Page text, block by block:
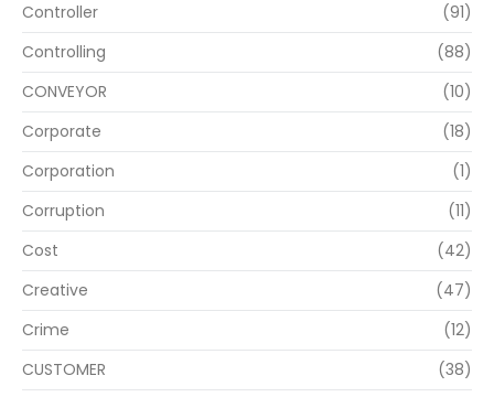
Controller
(91)
Controlling
(88)
CONVEYOR
(10)
Corporate
(18)
Corporation
(1)
Corruption
(11)
Cost
(42)
Creative
(47)
Crime
(12)
CUSTOMER
(38)